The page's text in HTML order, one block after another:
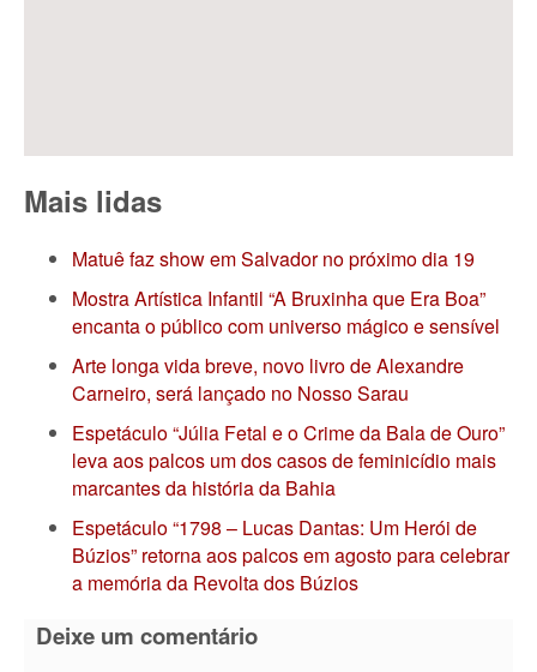
Mais lidas
Matuê faz show em Salvador no próximo dia 19
Mostra Artística Infantil “A Bruxinha que Era Boa”
encanta o público com universo mágico e sensível
Arte longa vida breve, novo livro de Alexandre
Carneiro, será lançado no Nosso Sarau
Espetáculo “Júlia Fetal e o Crime da Bala de Ouro”
leva aos palcos um dos casos de feminicídio mais
marcantes da história da Bahia
Espetáculo “1798 – Lucas Dantas: Um Herói de
Búzios” retorna aos palcos em agosto para celebrar
a memória da Revolta dos Búzios
Deixe um comentário